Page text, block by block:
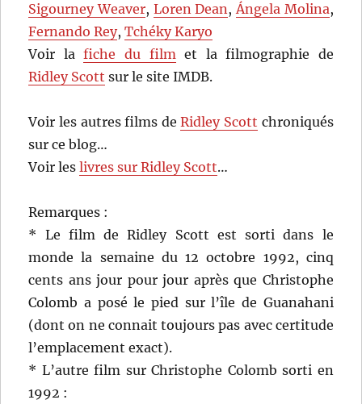
Sigourney Weaver, Loren Dean,Ángela Molina,
Fernando Rey,Tchéky Karyo
Voir lafiche du filmet la filmographie de
Ridley Scott sur le site IMDB.
Voir les autres films deRidley Scott chroniqués
sur ce blog…
Voir leslivres sur Ridley Scott…
Remarques :
* Le film de Ridley Scott est sorti dans le
monde la semaine du 12 octobre 1992, cinq
cents ans jour pour jour après que Christophe
Colomb a posé le pied sur l’île de Guanahani
(dont on ne connait toujours pas avec certitude
l’emplacement exact).
* L’autre film sur Christophe Colomb sorti en
1992 :